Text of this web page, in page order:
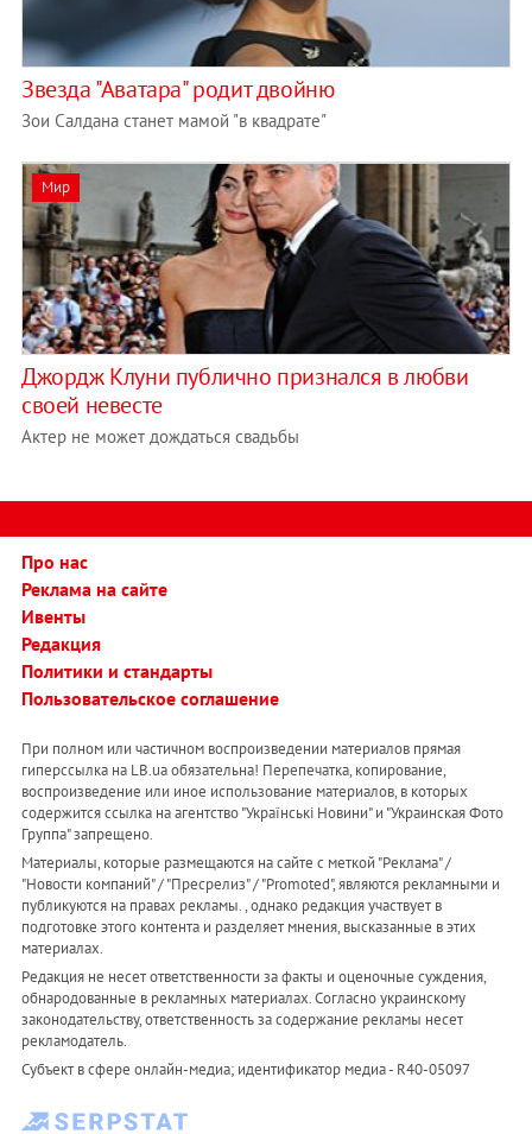
Звезда "Аватара" родит двойню
Зои Салдана станет мамой "в квадрате"
Мир
Джордж Клуни публично признался в любви
своей невесте
Актер не может дождаться свадьбы
Про нас
Реклама на сайте
Ивенты
Редакция
Политики и стандарты
Пользовательское соглашение
При полном или частичном воспроизведении материалов прямая
гиперссылка на LB.ua обязательна! Перепечатка, копирование,
воспроизведение или иное использование материалов, в которых
содержится ссылка на агентство "Українськi Новини" и "Украинская Фото
Группа" запрещено.
Материалы, которые размещаются на сайте с меткой "Реклама" /
"Новости компаний" / "Пресрелиз" / "Promoted", являются рекламными и
публикуются на правах рекламы. , однако редакция участвует в
подготовке этого контента и разделяет мнения, высказанные в этих
материалах.
Редакция не несет ответственности за факты и оценочные суждения,
обнародованные в рекламных материалах. Согласно украинскому
законодательству, ответственность за содержание рекламы несет
рекламодатель.
Субъект в сфере онлайн-медиа; идентификатор медиа - R40-05097